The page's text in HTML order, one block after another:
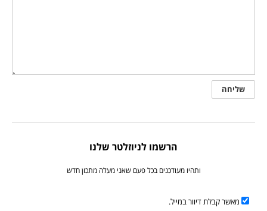
הרשמו לניוזלטר שלנו
ותהיו מעודכנים בכל פעם שאני מעלה מתכון חדש
מאשר קבלת דיוור במייל.